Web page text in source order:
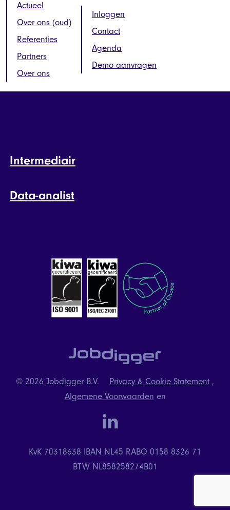
Actueel
Over ons (oud)
Referenties
Partners
Over ons
Inloggen
Contact
Agenda
Demo aanvragen
Intermediair
Data-analist
© 2026 Jobdigger B.V. Privacy & Cookie Statement ,
Algemene Voorwaarden en
KvK 70318638
IBAN NL45 RABO 0158 8326 71
BTW NL858258274B01